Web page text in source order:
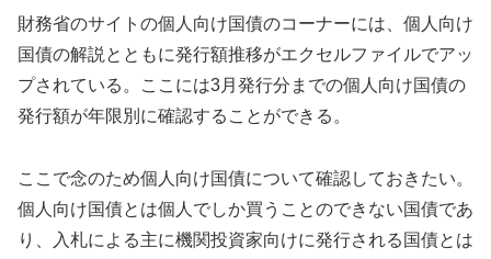
財務省のサイトの個人向け国債のコーナーには、個人向け
国債の解説とともに発行額推移がエクセルファイルでアッ
プされている。ここには3月発行分までの個人向け国債の
発行額が年限別に確認することができる。
ここで念のため個人向け国債について確認しておきたい。
個人向け国債とは個人でしか買うことのできない国債であ
り、入札による主に機関投資家向けに発行される国債とは